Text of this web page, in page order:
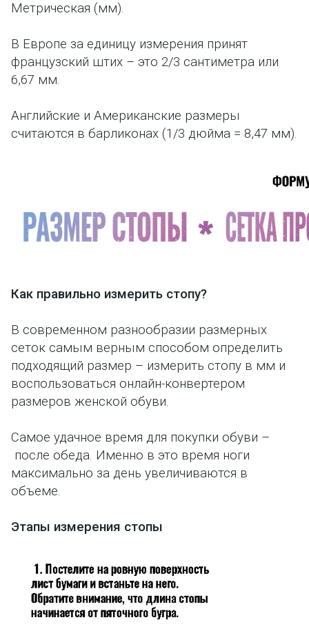
Метрическая (мм).
В Европе за единицу измерения принят
французский штих – это 2/3 сантиметра или
6,67 мм.
Английские и Американские размеры
считаются в барликонах (1/3 дюйма = 8,47 мм).
Как правильно измерить стопу?
В современном разнообразии размерных
сеток самым верным способом определить
подходящий размер – измерить стопу в мм и
воспользоваться онлайн-конвертером
размеров женской обуви.
Самое удачное время для покупки обуви –
после обеда. Именно в это время ноги
максимально за день увеличиваются в
объеме.
Этапы измерения стопы